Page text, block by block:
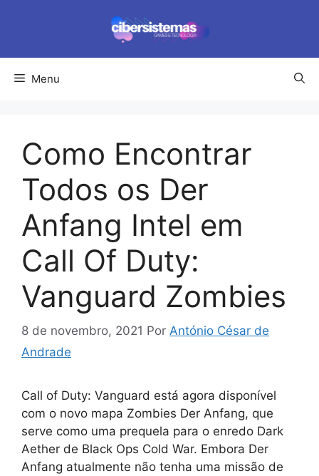
conteúdo
Menu
Como Encontrar
Todos os Der
Anfang Intel em
Call Of Duty:
Vanguard Zombies
8 de novembro, 2021 Por António César de
Andrade
Call of Duty: Vanguard está agora disponível
com o novo mapa Zombies Der Anfang, que
serve como uma prequela para o enredo Dark
Aether de Black Ops Cold War. Embora Der
Anfang atualmente não tenha uma missão de